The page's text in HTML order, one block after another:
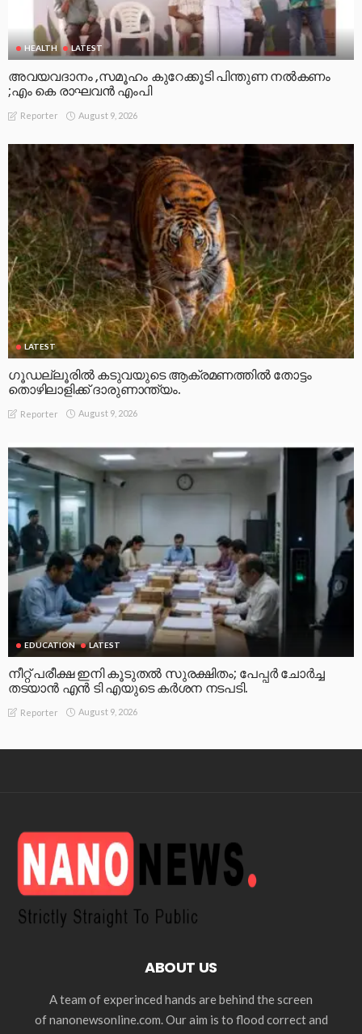
HEALTH LATEST
അവയവദാനം ,സമൂഹം കുറേക്കൂടി പിന്തുണ നൽകണം
;എം കെ രാഘവൻ എംപി
Reporter August 9, 2026
LATEST
ഗൂഡല്ലൂരിൽ കടുവയുടെ ആക്രമണത്തിൽ തോട്ടം
തൊഴിലാളിക്ക് ദാരുണാന്ത്യം.
Reporter August 9, 2026
EDUCATION LATEST
നീറ്റ് പരീക്ഷ ഇനി കൂടുതൽ സുരക്ഷിതം; പേപ്പർ ചോർച്ച
തടയാൻ എൻ ടി എയുടെ കർശന നടപടി.
Reporter August 9, 2026
ABOUT US
A team of experinced hands are behind the screen
of nanonewsonline.com. Our aim is to flood correct and